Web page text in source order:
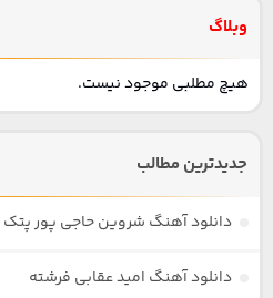
وبلاگ
هیچ مطلبی موجود نیست.
جدیدترین مطالب
دانلود آهنگ شروین حاجی پور پتک
دانلود آهنگ امید عقابی فرشته